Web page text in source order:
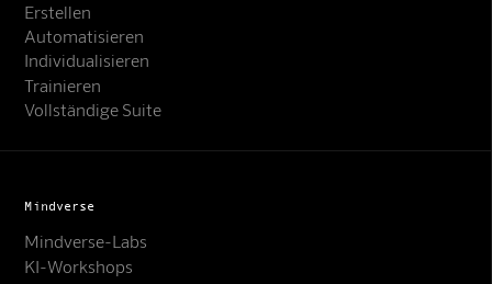
Erstellen
Automatisieren
Individualisieren
Trainieren
Vollständige Suite
Mindverse
Mindverse-Labs
KI-Workshops